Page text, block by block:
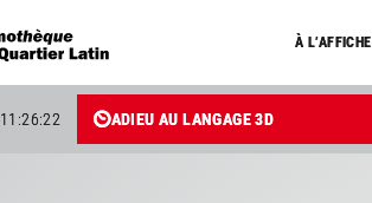
À L’AFFICHE
11:26:23 ADIEU AU LANGAGE 3D